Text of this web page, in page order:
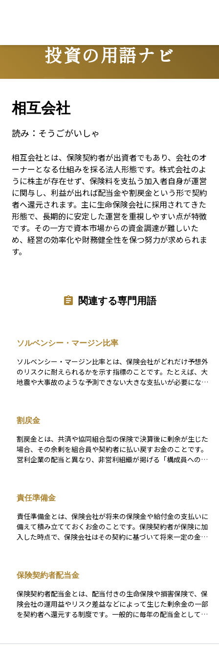
投資の用語ナビ
Terms
相互会社
読み： そうごがいしゃ
相互会社とは、保険契約者が出資者でもあり、会社のオ
ーナーとなる仕組みを採る法人形態です。株式会社のよ
うに株主が存在せず、保険料を支払う加入者自身が運営
に関与し、利益が出れば配当金や割戻金という形で契約
者へ還元されます。主に生命保険会社に採用されてきた
形態で、長期的に安定した運営を重視しやすい点が特徴
です。その一方で資本市場からの資金調達が難しいた
め、経営の効率化や財務健全性を保つ努力が求められま
す。
関連する専門用語
ソルベンシー・マージン比率
ソルベンシー・マージン比率とは、保険会社がどれだけ予想外
のリスクに耐えられるかを示す指標のことです。たとえば、大
地震や大事故のような予測できない大きな支払いが必要になっ
払い能力があると見なされます。保険会社の健全性をチェック
する上でとても重要な数字です。
割戻金
割戻金とは、共済や協同組合型の保険で決算後に剰余が生じた
場合、その余剰を組合員や契約者に払い戻すお金のことです。
営利企業の配当と異なり、非営利組織が掲げる「構成員への利
的な負担額も小さく抑えられ、家計の防衛力を高めながら保障
を維持できます。また、割戻金の有無や金額は毎年の事業成績
に左右されるため、共済を選ぶ際には過去数年の割戻実績を確
認することが、長期的なコストパフォーマンスを判断するうえ
で大切です。
責任準備金
責任準備金とは、保険会社が将来の保険金や給付金の支払いに
備えて積み立てておくお金のことです。保険契約者が保険に加
入した時点で、保険会社はその契約に基づいて将来一定の金額
めの重要な仕組みです。資産運用の観点から見ると、責任準備
金は保険会社が長期的に運用して増やす対象でもあり、その運
用成績が保険商品の配当や将来の支払いに影響することがあり
ます。ですので、保険に関心がある人や加入を検討している人
は、この言葉の意味を理解しておくと安心です。
保険契約者配当金
保険契約者配当金とは、配当付きの生命保険や損害保険で、保
険会社の運用益やリスク差益などによって生じた剰余金の一部
を契約者へ還元する制度です。一般的に毎年の配当金として受
法が選べます。配当額は予定利率や死亡率、経費などの見込み